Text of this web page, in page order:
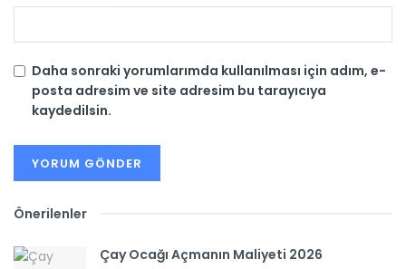
Daha sonraki yorumlarımda kullanılması için adım, e-
posta adresim ve site adresim bu tarayıcıya
kaydedilsin.
Önerilenler
Çay Ocağı Açmanın Maliyeti 2026